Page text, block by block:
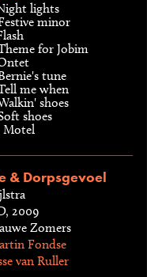
lights
minor
for Jobim
tune
me when
shoes
shoes
Motel
& Dorpsgevoel
2009
Zomers
Fondse
van Ruller